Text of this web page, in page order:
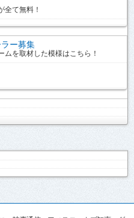
全て無料！
ー募集
ムを取材した模様はこちら！